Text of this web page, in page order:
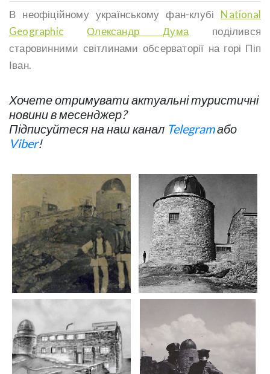
В неофіційному українському фан-клубі National
Geographic
Олександр Дума поділився
старовинними світлинами обсерваторії на горі Піп
Іван.
Хочете отримувати актуальні туристичні
новини в месенджер?
Підписуйтеся на наш канал Telegramабо
Viber!